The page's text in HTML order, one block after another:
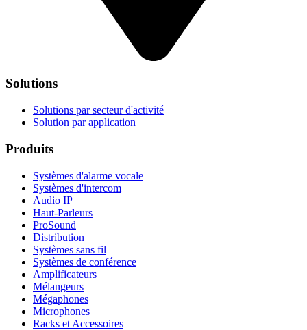
Solutions
Solutions par secteur d'activité
Solution par application
Produits
Systèmes d'alarme vocale
Systèmes d'intercom
Audio IP
Haut-Parleurs
ProSound
Distribution
Systèmes sans fil
Systèmes de conférence
Amplificateurs
Mélangeurs
Mégaphones
Microphones
Racks et Accessoires